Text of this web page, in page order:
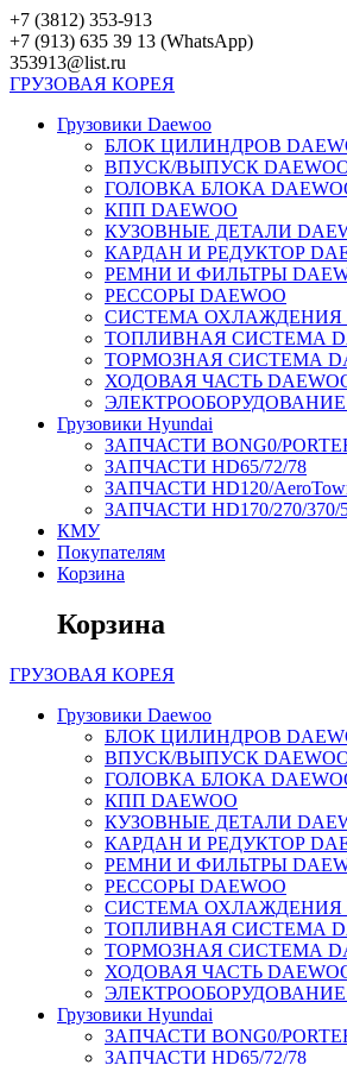
Перейти
к
контенту
+7 (3812) 353-913
+7 (913) 635 39 13 (WhatsApp)
353913@list.ru
ГРУЗОВАЯ КОРЕЯ
Грузовики Daewoo
БЛОК ЦИЛИНДРОВ
ВПУСК/ВЫПУСК
ГОЛОВКА БЛОКА
КПП DAEWOO
КУЗОВНЫЕ ДЕТАЛИ
КАРДАН И РЕДУКТОР
РЕМНИ И ФИЛЬТРЫ
РЕССОРЫ DAEWOO
СИСТЕМА ОХЛАЖДЕНИЯ
ТОПЛИВНАЯ СИСТЕМА
ТОРМОЗНАЯ СИСТЕМА
ХОДОВАЯ ЧАСТЬ
ЭЛЕКТРООБОРУДОВАНИЕ
Грузовики Hyundai
ЗАПЧАСТИ BONG0/
ЗАПЧАСТИ HD65/72/78
ЗАПЧАСТИ HD120/
ЗАПЧАСТИ HD170/270/370/
КМУ
Покупателям
Корзина
Корзина
ГРУЗОВАЯ КОРЕЯ
Грузовики Daewoo
БЛОК ЦИЛИНДРОВ
ВПУСК/ВЫПУСК
ГОЛОВКА БЛОКА
КПП DAEWOO
КУЗОВНЫЕ ДЕТАЛИ
КАРДАН И РЕДУКТОР
РЕМНИ И ФИЛЬТРЫ
РЕССОРЫ DAEWOO
СИСТЕМА ОХЛАЖДЕНИЯ
ТОПЛИВНАЯ СИСТЕМА
ТОРМОЗНАЯ СИСТЕМА
ХОДОВАЯ ЧАСТЬ
ЭЛЕКТРООБОРУДОВАНИЕ
Грузовики Hyundai
ЗАПЧАСТИ BONG0/
ЗАПЧАСТИ HD65/72/78